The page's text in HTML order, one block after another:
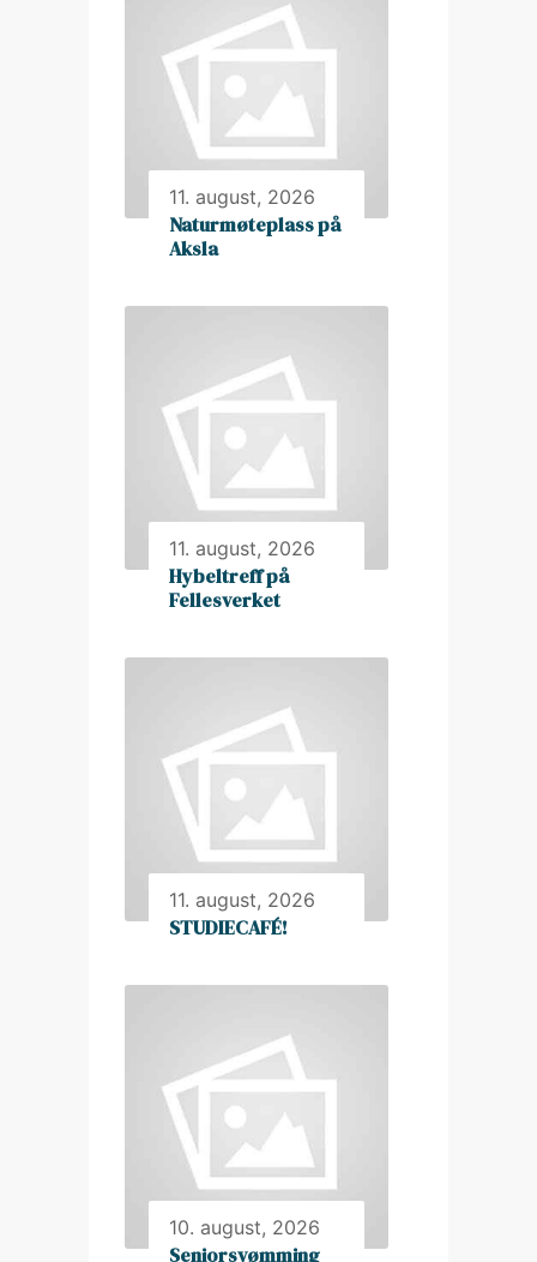
11. august, 2026
Naturmøteplass på
Aksla
11. august, 2026
Hybeltreff på
Fellesverket
11. august, 2026
STUDIECAFÉ!
10. august, 2026
Seniorsvømming